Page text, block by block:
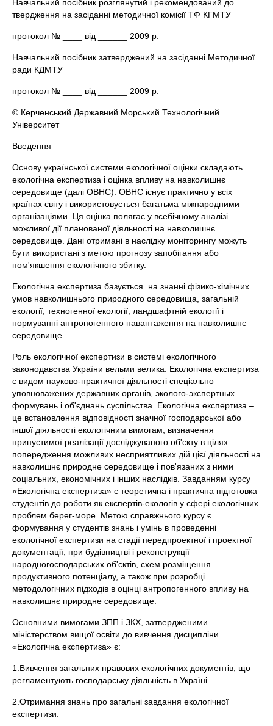
Навчальний посібник розглянутий і рекомендований до
твердження на засіданні методичної комісії ТФ КГМТУ
протокол № ____ від ______ 2009 р.
Навчальний посібник затверджений на засіданні Методичної
ради КДМТУ
протокол № ____ від ______ 2009 р.
© Керченський Державний Морський Технологічний
Університет
Введення
Основу української системи екологічної оцінки складають
екологічна експертиза і оцінка впливу на навколишнє
середовище (далі ОВНС). ОВНС існує практично у всіх
країнах світу і використовується багатьма міжнародними
організаціями. Ця оцінка полягає у всебічному аналізі
можливої дії планованої діяльності на навколишнє
середовище. Дані отримані в наслідку моніторингу можуть
бути використані з метою прогнозу запобігання або
пом'якшення екологічного збитку.
Екологічна експертиза базується на знанні фізико-хімічних
умов навколишнього природного середовища, загальній
екології, техногенної екології, ландшафтній екології і
нормуванні антропогенного навантаження на навколишнє
середовище.
Роль екологічної експертизи в системі екологічного
законодавства України вельми велика. Екологічна експертиза
є видом науково-практичної діяльності спеціально
уповноважених державних органів, эколого-экспертных
формувань і об'єднань суспільства. Екологічна експертиза –
це встановлення відповідності значної господарської або
іншої діяльності екологічним вимогам, визначення
припустимої реалізації досліджуваного об'єкту в цілях
попередження можливих несприятливих дій цієї діяльності на
навколишнє природне середовище і пов'язаних з ними
соціальних, економічних і інших наслідків. Завданням курсу
«Екологічна експертиза» є теоретична і практична підготовка
студентів до роботи як експертів-екологів у сфері екологічних
проблем берег-море. Метою справжнього курсу є
формування у студентів знань і умінь в проведенні
екологічної експертизи на стадії передпроектної і проектної
документації, при будівництві і реконструкції
народногосподарських об'єктів, схем розміщення
продуктивного потенціалу, а також при розробці
методологічних підходів в оцінці антропогенного впливу на
навколишнє природне середовище.
Основними вимогами ЗПП і ЗКХ, затвердженими
міністерством вищої освіти до вивчення дисципліни
«Екологічна експертиза» є:
1.Вивчення загальних правових екологічних документів, що
регламентують господарську діяльність в Україні.
2.Отримання знань про загальні завдання екологічної
експертизи.